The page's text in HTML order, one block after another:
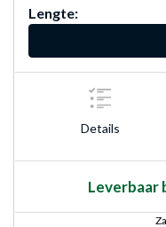
Lengte:
Details
Leverbaar